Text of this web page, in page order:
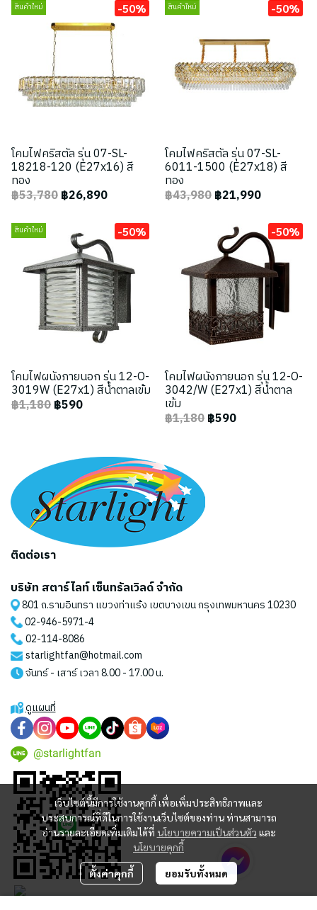
สินค้าใหม่ -50%
โคมไฟคริสตัล รุ่น 07-SL-
18218-120 (E27x16) สี
ทอง
฿53,780฿26,890
สินค้าใหม่ -50%
โคมไฟคริสตัล รุ่น 07-SL-
6011-1500 (E27x18) สี
ทอง
฿43,980฿21,990
สินค้าใหม่ -50%
โคมไฟผนังภายนอก รุ่น 12-O-
3019W (E27x1) สีน้ำตาลเข้ม
฿1,180฿590
-50%
โคมไฟผนังภายนอก รุ่น 12-O-
3042/W (E27x1) สีน้ำตาล
เข้ม
฿1,180฿590
เว็บไซต์นี้มีการใช้งานคุกกี้ เพื่อเพิ่มประสิทธิภาพและ
ประสบการณ์ที่ดีในการใช้งานเว็บไซต์ของท่าน ท่านสามารถ
อ่านรายละเอียดเพิ่มเติมได้ที่ นโยบายความเป็นส่วนตัว และ
นโยบายคุกกี้
ตั้งค่าคุกกี้ ยอมรับทั้งหมด
ติดต่อเรา
บริษัท สตาร์ไลท์ เซ็นทรัลเวิลด์ จำกัด
801 ถ.รามอินทรา แขวงท่าแร้ง เขตบางเขน กรุงเทพมหานคร 10230
02-946-5971-4
02-114-8086
starlightfan@hotmail.com
จันทร์ - เสาร์ เวลา 8.00 - 17.00 น.
ดูแผนที่
@starlightfan